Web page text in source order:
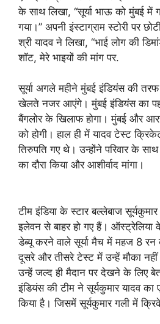
के साथ लिखा, “सूर्या भाऊ को मुंबई
गया।” अपनी इंस्टाग्राम स्टोरी पर
श्री यादव ने लिखा, “भाई लोग की
शॉट, मेरे भाइयों की मांग पर.
सूर्या अगले महीने मुंबई इंडियंस की
खेलते नजर आएंगे। मुंबई इंडियंस का
बैंगलोर के खिलाफ होगा। मुंबई और
को होगी। हाल ही में यादव टेस्ट
तिरुपति गए थे। उन्होंने परिवार के
का दौरा किया और आशीर्वाद मांगा।
टीम इंडिया के स्टार बल्लेबाज
इलेवन से बाहर हो गए हैं।
डेब्यू करने वाले सूर्या मैच में महज 8
दूसरे और तीसरे टेस्ट में उन्हें मौका
उन्हें जल्द ही मैदान पर देखने के लिए
इंडियंस की टीम ने सूर्यकुमार यादव का
किया है। जिसमें सूर्यकुमार गली में